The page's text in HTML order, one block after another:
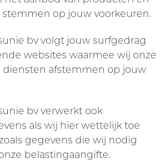
op jouw voorkeuren.
bv volgt jouw surfgedrag
websites waarmee wij onze
afstemmen op jouw
bv verwerkt ook
als wij hier wettelijk toe
gegevens die wij nodig
belastingaangifte.